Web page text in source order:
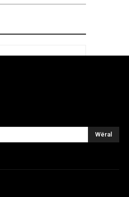
Wëral